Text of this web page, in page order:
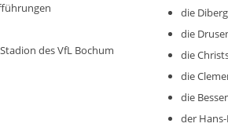
des VfL Bochum
die
die
die
die
die
der